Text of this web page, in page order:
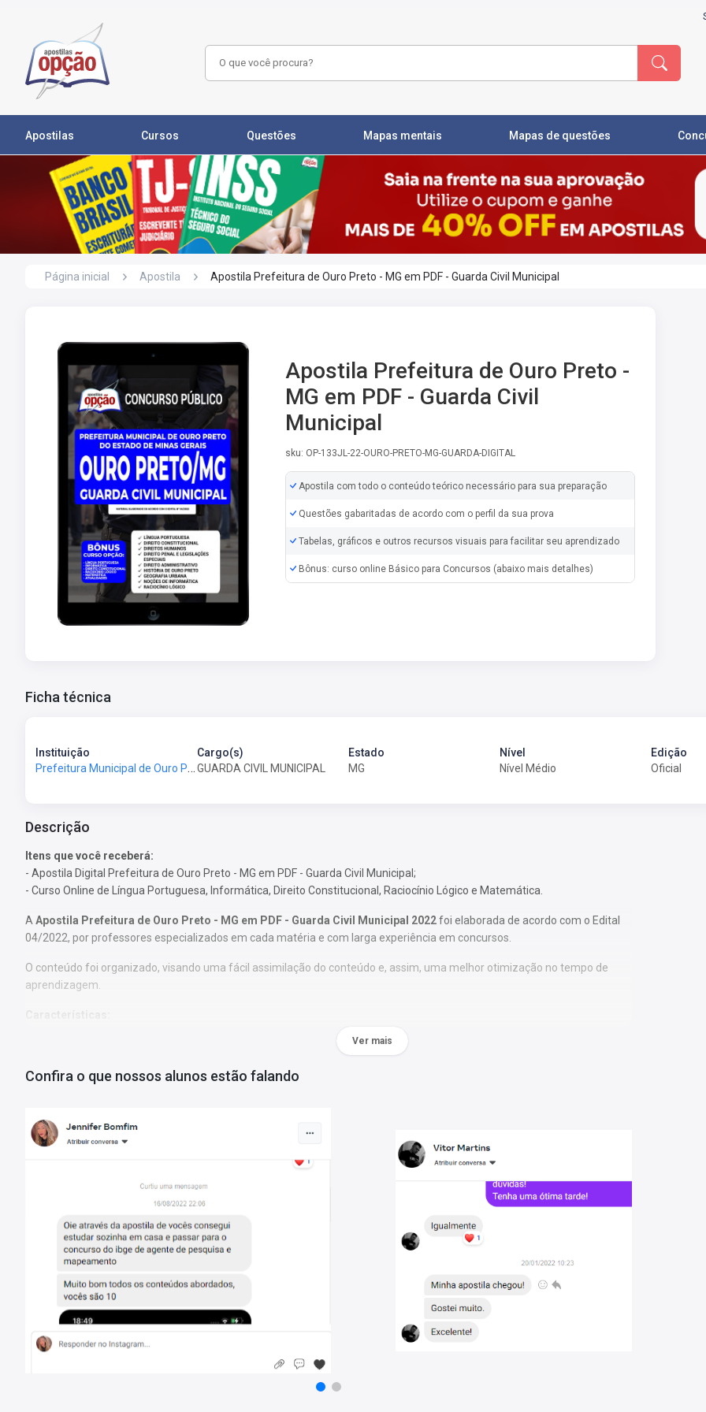
Apostilas Cursos Questões Mapas mentais Mapas de questões
Página inicial Apostila Apostila Prefeitura de Ouro Preto - MG em PDF - Guarda Civil Municipal
Apostila Prefeitura de Ouro Preto -
MG em PDF - Guarda Civil
Municipal
sku: OP-133JL-22-OURO-PRETO-MG-GUARDA-DIGITAL
Apostila com todo o conteúdo teórico necessário para sua preparação
Questões gabaritadas de acordo com o perfil da sua prova
Tabelas, gráficos e outros recursos visuais para facilitar seu aprendizado
Bônus: curso online Básico para Concursos (abaixo mais detalhes)
Ficha técnica
Instituição
Prefeitura Municipal de Ouro Preto - MG - Prefeitura de Ouro Preto - MG
Cargo(s)
GUARDA CIVIL MUNICIPAL
Estado
MG
Nível
Nível Médio
Edição
Oficial
Descrição
Itens que você receberá:
- Apostila Digital Prefeitura de Ouro Preto - MG em PDF - Guarda Civil Municipal;
- Curso Online de Língua Portuguesa, Informática, Direito Constitucional, Raciocínio Lógico e Matemática.
A Apostila Prefeitura de Ouro Preto - MG em PDF - Guarda Civil Municipal 2022foi elaborada de acordo com o Edital
04/2022, por professores especializados em cada matéria e com larga experiência em concursos.
O conteúdo foi organizado, visando uma fácil assimilação do conteúdo e, assim, uma melhor otimização no tempo de
aprendizagem.
- Arquivo em PDF liberado para impressão.
Língua Portuguesa
Direito Constitucional
Direito Penal e Legislações Especiais
História de Ouro Preto
Geografia Urbana
Noções de Informática
Raciocínio Lógico
Mais informações sobre o concurso Prefeitura de Ouro Preto - MG 2022:
Vagas:30 vagas
Inscrições:
Salário:
R$ 2.519,25
Ver mais
Confira o que nossos alunos estão falando